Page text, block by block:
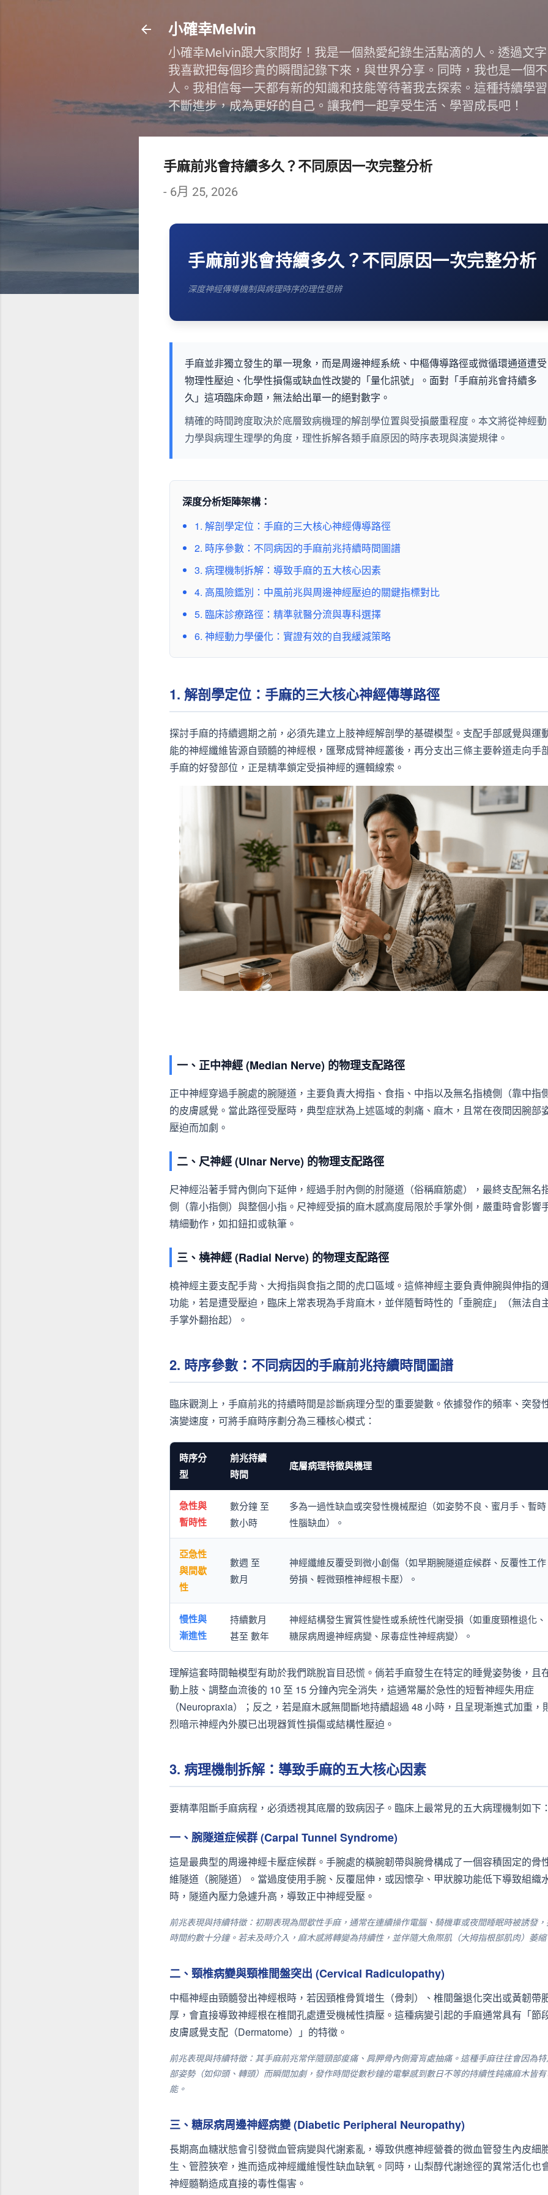
小確幸Melvin
小確幸Melvin跟大家問好！我是一個熱愛紀錄生活點滴的人。透過文
我喜歡把每個珍貴的瞬間記錄下來，與世界分享。同時，我也是一個
人。我相信每一天都有新的知識和技能等待著我去探索。這種持續學
不斷進步，成為更好的自己。讓我們一起享受生活、學習成長吧！
手麻前兆會持續多久？不同原因一次完整分析
- 6月 25, 2026
手麻前兆會持續多久？不同原因一次完整分析
深度神經傳導機制與病理時序的理性思辨
手麻並非獨立發生的單一現象，而是周邊神經系統、中樞傳導路徑或微循環通道遭受
物理性壓迫、化學性損傷或缺血性改變的「量化訊號」。面對「手麻前兆會持續多
久」這項臨床命題，無法給出單一的絕對數字。
精確的時間跨度取決於底層致病機理的解剖學位置與受損嚴重程度。本文將從神經動
力學與病理生理學的角度，理性拆解各類手麻原因的時序表現與演變規律。
深度分析矩陣架構：
1. 解剖學定位：手麻的三大核心神經傳導路徑
2. 時序參數：不同病因的手麻前兆持續時間圖譜
3. 病理機制拆解：導致手麻的五大核心因素
4. 高風險鑑別：中風前兆與周邊神經壓迫的關鍵指標對比
5. 臨床診療路徑：精準就醫分流與專科選擇
6. 神經動力學優化：實證有效的自我緩減策略
1. 解剖學定位：手麻的三大核心神經傳導路徑
探討手麻的持續週期之前，必須先建立上肢神經解剖學的基礎模型。支配手部感覺與運
能的神經纖維皆源自頸髓的神經根，匯聚成臂神經叢後，再分支出三條主要幹道走向手
手麻的好發部位，正是精準鎖定受損神經的邏輯線索。
一、正中神經 (Median Nerve) 的物理支配路徑
正中神經穿過手腕處的腕隧道，主要負責大拇指、食指、中指以及無名指橈側（靠中指
的皮膚感覺。當此路徑受壓時，典型症狀為上述區域的刺痛、麻木，且常在夜間因腕部
壓迫而加劇。
二、尺神經 (Ulnar Nerve) 的物理支配路徑
尺神經沿著手臂內側向下延伸，經過手肘內側的肘隧道（俗稱麻筋處），最終支配無名
側（靠小指側）與整個小指。尺神經受損的麻木感高度局限於手掌外側，嚴重時會影響
精細動作，如扣鈕扣或執筆。
三、橈神經 (Radial Nerve) 的物理支配路徑
橈神經主要支配手背、大拇指與食指之間的虎口區域。這條神經主要負責伸腕與伸指的
功能，若是遭受壓迫，臨床上常表現為手背麻木，並伴隨暫時性的「垂腕症」（無法自
手掌外翻抬起）。
2. 時序參數：不同病因的手麻前兆持續時間圖譜
臨床觀測上，手麻前兆的持續時間是診斷病理分型的重要變數。依據發作的頻率、突發
演變速度，可將手麻時序劃分為三種核心模式：
時序分
型
前兆持續
時間
底層病理特徵與機理
急性與
暫時性
數分鐘 至
數小時
多為一過性缺血或突發性機械壓迫（如姿勢不良、蜜月手、暫時
性腦缺血）。
亞急性
與間歇
性
數週 至
數月
神經纖維反覆受到微小創傷（如早期腕隧道症候群、反覆性工作
勞損、輕微頸椎神經根卡壓）。
慢性與
漸進性
持續數月
甚至 數年
神經結構發生實質性變性或系統性代謝受損（如重度頸椎退化、
糖尿病周邊神經病變、尿毒症性神經病變）。
理解這套時間軸模型有助於我們跳脫盲目恐慌。倘若手麻發生在特定的睡覺姿勢後，且
動上肢、調整血流後的 10 至 15 分鐘內完全消失，這通常屬於急性的短暫神經失用症
（Neuropraxia）；反之，若是麻木感無間斷地持續超過 48 小時，且呈現漸進式加重，
烈暗示神經內外膜已出現器質性損傷或結構性壓迫。
3. 病理機制拆解：導致手麻的五大核心因素
要精準阻斷手麻病程，必須透視其底層的致病因子。臨床上最常見的五大病理機制如下
一、腕隧道症候群 (Carpal Tunnel Syndrome)
這是最典型的周邊神經卡壓症候群。手腕處的橫腕韌帶與腕骨構成了一個容積固定的骨
維隧道（腕隧道）。當過度使用手腕、反覆屈伸，或因懷孕、甲狀腺功能低下導致組織
時，隧道內壓力急遽升高，導致正中神經受壓。
前兆表現與持續特徵：初期表現為間歇性手麻，通常在連續操作電腦、騎機車或夜間睡眠時被誘發
時間約數十分鐘。若未及時介入，麻木感將轉變為持續性，並伴隨大魚際肌（大拇指根部肌肉）萎
二、頸椎病變與頸椎間盤突出 (Cervical Radiculopathy)
中樞神經由頸髓發出神經根時，若因頸椎骨質增生（骨刺）、椎間盤退化突出或黃韌帶
厚，會直接導致神經根在椎間孔處遭受機械性擠壓。這種病變引起的手麻通常具有「節
皮膚感覺支配（Dermatome）」的特徵。
前兆表現與持續特徵：其手麻前兆常伴隨頸部痠痛、肩胛骨內側膏肓處抽痛。這種手麻往往會因為
部姿勢（如仰頭、轉頭）而瞬間加劇，發作時間從數秒鐘的電擊感到數日不等的持續性鈍痛麻木皆
能。
三、糖尿病周邊神經病變 (Diabetic Peripheral Neuropathy)
長期高血糖狀態會引發微血管病變與代謝紊亂，導致供應神經營養的微血管發生內皮細
生、管腔狹窄，進而造成神經纖維慢性缺血缺氧。同時，山梨醇代謝途徑的異常活化也
神經髓鞘造成直接的毒性傷害。